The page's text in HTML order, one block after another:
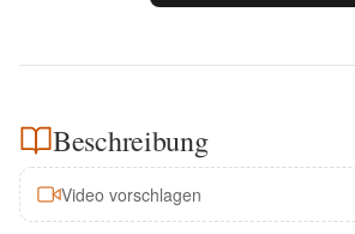
Beschreibung
Video vorschlagen